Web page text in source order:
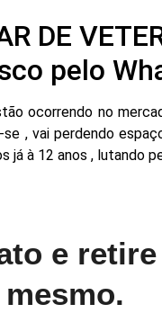
DE
pelo
ocorrendo no
, vai perdendo
à 12 anos , lutando
e